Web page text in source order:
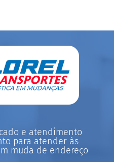
e atendimento
para atender às
muda de endereço